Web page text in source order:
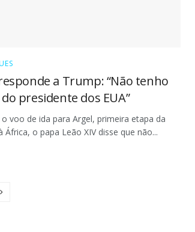
a Trump: “Não tenho
presidente dos EUA”
voo de ida para Argel, primeira etapa da
África, o papa Leão XIV disse que não...